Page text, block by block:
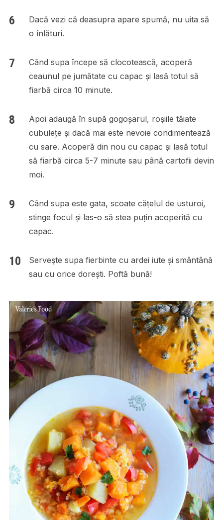
Dacă vezi că deasupra apare spumă, nu uita să
o înlături.
Când supa începe să clocotească, acoperă
ceaunul pe jumătate cu capac și lasă totul să
fiarbă circa 10 minute.
Apoi adaugă în supă gogoșarul, roșiile tăiate
cubulețe și dacă mai este nevoie condimentează
cu sare. Acoperă din nou cu capac și lasă totul
să fiarbă circa 5-7 minute sau până cartofii devin
moi.
Când supa este gata, scoate cățelul de usturoi,
stinge focul și las-o să stea puțin acoperită cu
capac.
Servește supa fierbinte cu ardei iute și smântână
sau cu orice dorești. Poftă bună!